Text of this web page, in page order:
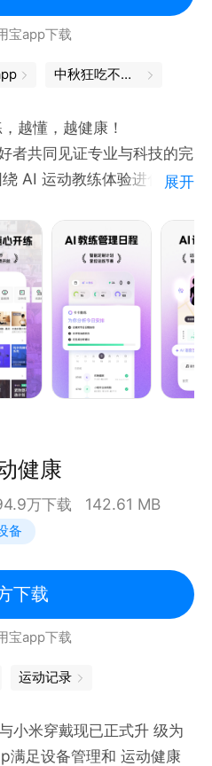
宝app下载
中秋狂吃不发胖，全靠这6个App算总账
越懂，越健康！
者共同见证专业与科技的完
AI 运动教练体验进化，基
训练安排、健身记录、跑步
身体状态洞察，让每一次运
：居家无从入门、课程难适
陪伴、数据难解读、热量缺
标，适配各水平用户随时开
录，进步清晰可见；
体洞察，身体年龄直观反映
摄入。
能设备数据，全方位满足运
展开
健康
万下载 142.61 MB
备
下载
宝app下载
运动记录
小米穿戴现已正式升 级为
满足设备管理和 运动健康